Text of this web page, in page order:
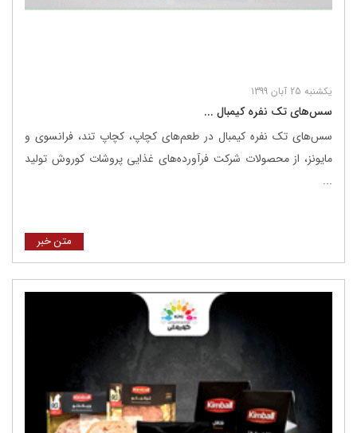
یکشنبه 25 آبان 1399
سس‌های تک نفره کیمبال ...
سس‌های تک نفره کیمبال در طعم‌های کچاپ، کچاپ تند، فرانسوی و
مایونز، از محصولات شرکت فرآورده‌های غذایی پروشات کوروش تولید
...
متن خبر